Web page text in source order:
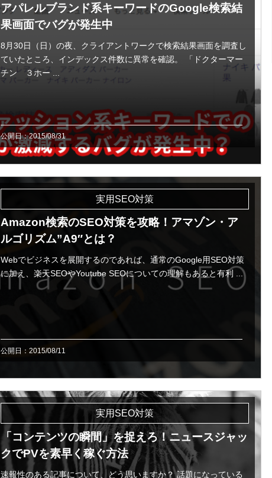
アパレルブランド系キーワードのGoogle検索結
果画面でバグが発生中
8月30日（日）の夜、クライアントワークで検索結果画面を調査し
ていたところ、インデックス件数に異常を確認。 「ドクターマー
チン ３ホー ...
公開日：2015/08/31
実用SEO対策
Amazon検索のSEO対策を攻略！アマゾン・ア
ルゴリズム”A9″とは？
Webでビジネスを展開するのであれば、通常のGoogle用SEO対策
に加え、楽天SEOやYoutube SEOについての理解もあると有利 ...
公開日：2015/08/11
実用SEO対策
「コンテンツの瞬間」を捉えろ！ニュースジャッ
クでPVを素早く稼ぐ方法
速報性のある記事について、どう思いますか？ 話題になっている